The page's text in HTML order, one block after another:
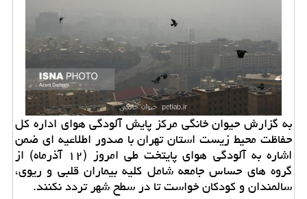
به گزارش حیوان خانگی مركز پایش آلودگی هوای اداره كل
حفاظت محیط زیست استان تهران با صدور اطلاعیه ای ضمن
اشاره به آلودگی هوای پایتخت طی امروز (۱۲ آذرماه) از
گروه های حساس جامعه شامل كلیه بیماران قلبی و ریوی،
سالمندان و كودكان خواست تا در سطح شهر تردد نكنند.